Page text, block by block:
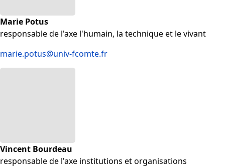
Marie Potus
responsable de l'axe l'humain, la technique et le vivant
marie.potus@univ-fcomte.fr
Vincent Bourdeau
responsable de l'axe institutions et organisations